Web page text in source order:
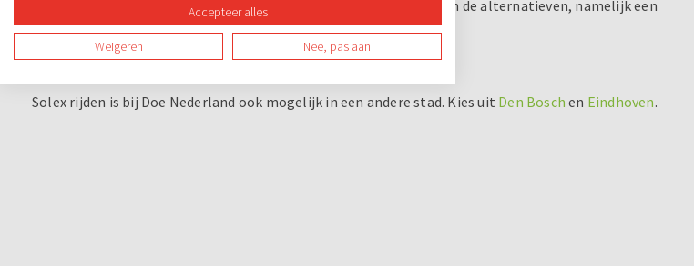
Heeft niet iedereen in de groep een rijbewijs? Kies dan voor een van de alternatieven, namelijk een
stepspeurtocht,wandelspeurtochten eenstep-kroegentocht.
Solex rijden is bij Doe Nederland ook mogelijk in een andere stad. Kies uit Den Bosch en Eindhoven.
Accepteer alles
Weigeren Nee, pas aan